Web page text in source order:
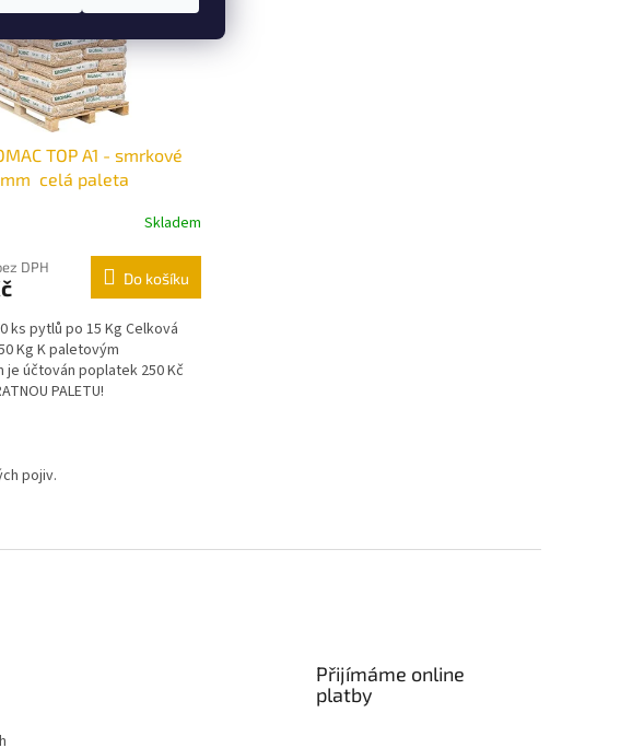
TOP A1 - smrkové
celá paleta
Skladem
DPH
Do košíku
ks pytlů po 15 Kg Celková
Kg K paletovým
je účtován poplatek 250 Kč
PALETU!
a
pojiv.
Přijímáme online
platby